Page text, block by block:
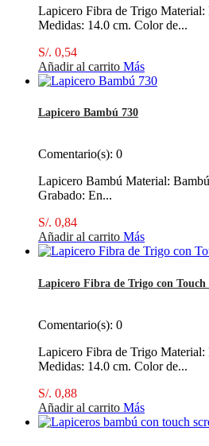
Lapicero Fibra de Trigo Material:
Medidas: 14.0 cm. Color de...
S/. 0,54
Añadir al carrito Más
Lapicero Bambú 730
Comentario(s): 0
Lapicero Bambú Material:
Grabado: En...
S/. 0,84
Añadir al carrito Más
Lapicero Fibra de Trigo con Touch
Comentario(s): 0
Lapicero Fibra de Trigo Material:
Medidas: 14.0 cm. Color de...
S/. 0,88
Añadir al carrito Más